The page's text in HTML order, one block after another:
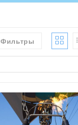
Фильтры